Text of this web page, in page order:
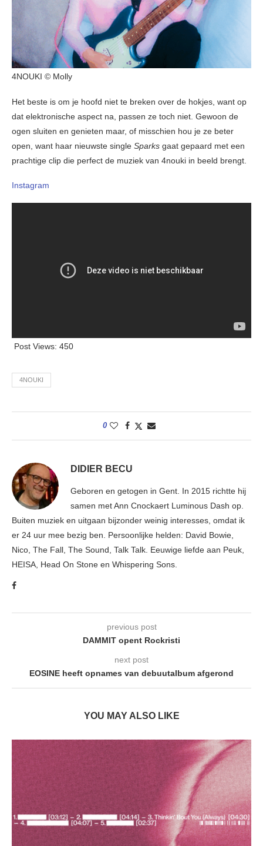
4NOUKI © Molly
Het beste is om je hoofd niet te breken over de hokjes, want op
dat elektronische aspect na, passen ze toch niet. Gewoon de
ogen sluiten en genieten maar, of misschien hou je ze beter
open, want haar nieuwste single Sparks gaat gepaard met een
prachtige clip die perfect de muziek van 4nouki in beeld brengt.
Instagram
Post Views: 450
4NOUKI
0
DIDIER BECU
Geboren en getogen in Gent. In 2015 richtte hij
samen met Ann Cnockaert Luminous Dash op.
Buiten muziek en uitgaan bijzonder weinig interesses, omdat ik
er 24 uur mee bezig ben. Persoonlijke helden: David Bowie,
Nico, The Fall, The Sound, Talk Talk. Eeuwige liefde aan Peuk,
HEISA, Head On Stone en Whispering Sons.
previous post
DAMMIT opent Rockristi
next post
EOSINE heeft opnames van debuutalbum afgerond
YOU MAY ALSO LIKE